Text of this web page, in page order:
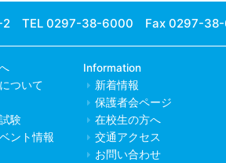
2 TEL 0297-38-6000 Fax 0297-
ついて
験
ント情報
Information
新着情報
保護者会ページ
在校生の方へ
交通アクセス
お問い合わせ